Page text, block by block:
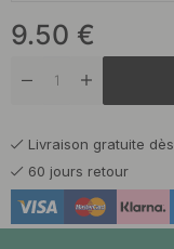
Noir antique
9.50 €
Livraison gratuite
60 jours retour